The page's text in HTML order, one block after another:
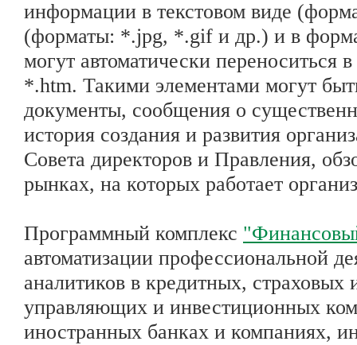
информации в текстовом виде
(форматы: *.jpg, *.gif и др.) и в
могут автоматически переноситься
*.htm. Такими элементами могут
документы, сообщения о
история создания и развития
Совета директоров и Правления,
рынках, на которых работает
Программный комплекс
автоматизации профессиональной
аналитиков в кредитных, страховых
управляющих и инвестиционных
иностранных банках и компаниях,